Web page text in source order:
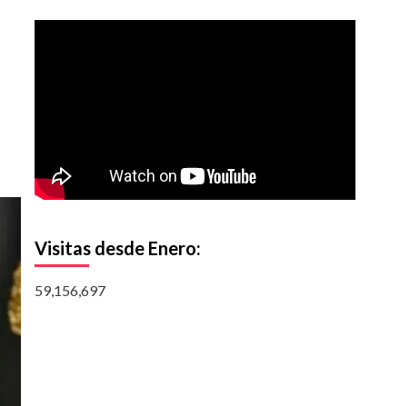
Visitas desde Enero:
59,156,697